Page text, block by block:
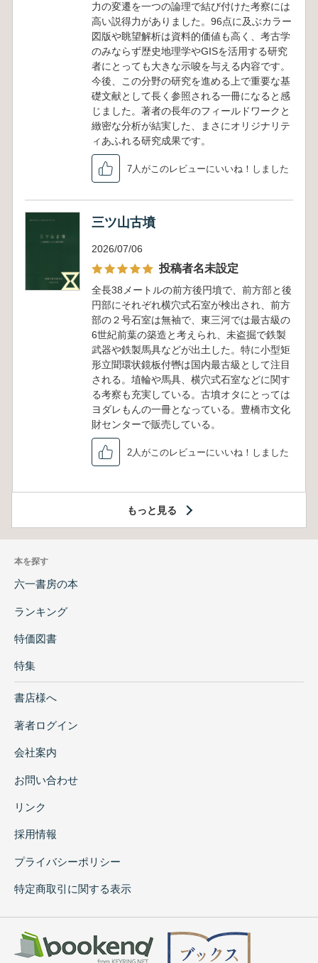
力の変遷を一つの論理で結び付けた考察には
高い説得力がありました。96点に及ぶカラー
図版や眺望解析は資料的価値も高く、考古学
のみならず歴史地理学やGISを活用する研究
者にとっても大きな示唆を与える内容です。
今後、この分野の研究を進める上で重要な基
礎文献として長く参照される一冊になると感
じました。著者の長年のフィールドワークと
緻密な分析が結実した、まさにオリジナリテ
ィあふれる研究成果です。
7人がこのレビューにいいね！しました
三ツ山古墳
2026/07/06
投稿者名未設定
全長38メートルの前方後円墳で、前方部と後
円部にそれぞれ横穴式石室が検出され、前方
部の２号石室は無袖で、東三河では最古級の
6世紀前葉の築造と考えられ、未盗掘で鉄製
武器や鉄製馬具などが出土した。特に小型矩
形立聞環状鏡板付轡は国内最古級として注目
される。埴輪や馬具、横穴式石室などに関す
る考察も充実している。古墳オタにとっては
ヨダレもんの一冊となっている。豊橋市文化
財センターで販売している。
2人がこのレビューにいいね！しました
もっと見る
本を探す
六一書房の本
ランキング
特価図書
特集
書店様へ
著者ログイン
会社案内
お問い合わせ
リンク
採用情報
プライバシーポリシー
特定商取引に関する表示